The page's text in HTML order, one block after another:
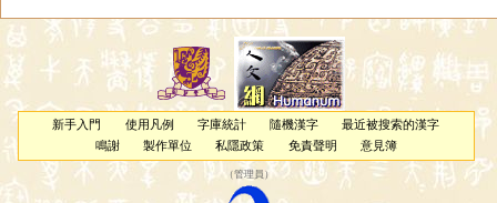
新手入門 使用凡例 字庫統計 隨機漢字
最近被搜索的漢字
鳴謝
製作單位 私隱政策 免責聲明 意見簿
（管理員 ）